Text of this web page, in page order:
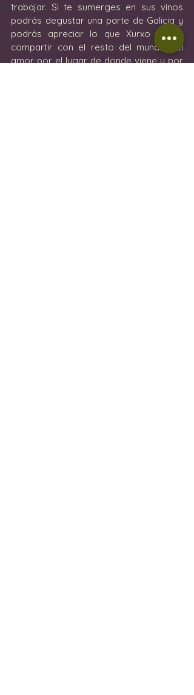
trabajar. Si te sumerges en sus vinos
podrás degustar una parte de Galicia y
podrás apreciar lo que Xurxo quiere
compartir con el resto del mundo… el
amor por el lugar de donde viene y por